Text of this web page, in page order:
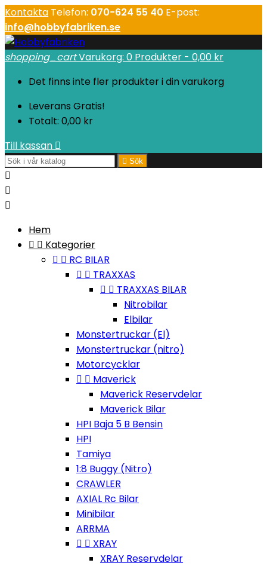
Kontakta Telefon: 070-624 55 40 E-post:
info@hobbyfabriken.se
shopping_cartVarukorg: 0 Produkter - 0,00 kr
Det finns inte fler produkter i din varukorg
Leverans Gratis!
Totalt: 0,00 kr
Till kassan 
 Sök



Hem
  Kategorier
  RC BILAR
  TRAXXAS
  TRAXXAS BILAR
Nitrobilar
Elbilar
Monstertruckar (El)
Monstertruckar (nitro)
Motorcycklar
  Maverick
Maverick Reservdelar
Maverick Bilar
HPI Baja 5 B Bensin
HPI
Tamiya
1:8 Buggy (Nitro)
CRAWLER
AXIAL Rc Bilar
Minibilar
ARRMA
  XRAY
XRAY Reservdelar